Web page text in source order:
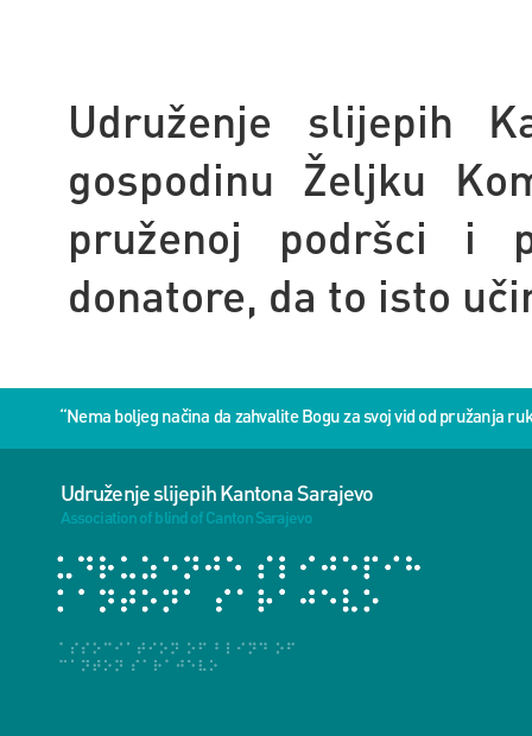
Udruženje slijepih
gospodinu Željku
pruženoj podršci i
donatore, da to isto
“Nema boljeg načina da zahvalite Bogu za svoj vid od pružanja
Udruženje slijepih Kantona Sarajevo
Association of blind of Canton Sarajevo